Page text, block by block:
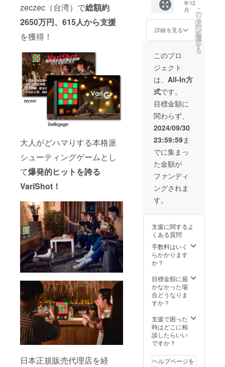
zeczec（台湾）で総額約
2650万円、615人から支援
を獲得！
大人がどハマりする本格派
シューティングゲームとし
て爆発的ヒットを誇る
VariShot！
日本正規販売代理店を経
料を含
む合計
金額に
対する
価格
【￥70,
900】
(税込)
180
OFF!!!
】 ↓↓↓
machi-
ya割
【￥56,
720】
(税込) --
-----------
-----------
※ 割引
率は一
般販売
予定価
格に送
料を含
む合計
金額に
す。
年12
月
詳細を見る
こ
の
リ
タ
ー
ン
を
選
択
す
る
このプロ
ジェクト
は、 All-In方
式です。
目標金額に
関わらず、
2024/09/30
23:59:59ま
でに集まっ
た金額が
ファンディ
ングされま
す。
支援に関するよ
くある質問
手数料はいく
らかかります
か？
目標金額に届
かなかった場
合どうなりま
すか？
支援で困った
時はどこに相
談したらいい
ですか？
ヘルプページを